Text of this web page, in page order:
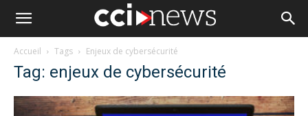
Accueil Tags Enjeux de cybersécurité
Tag: enjeux de cybersécurité